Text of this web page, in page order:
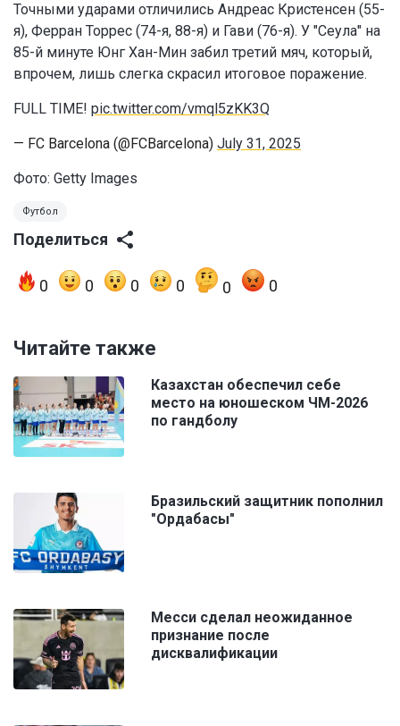
Точными ударами отличились Андреас Кристенсен (55-
я), Ферран Торрес (74-я, 88-я) и Гави (76-я). У "Сеула" на
85-й минуте Юнг Хан-Мин забил третий мяч, который,
впрочем, лишь слегка скрасил итоговое поражение.
FULL TIME! pic.twitter.com/vmql5zKK3Q
— FC Barcelona (@FCBarcelona) July 31, 2025
Фото: Getty Images
Футбол
Поделиться
0 0 0 0 0 0
Читайте также
Казахстан обеспечил себе
место на юношеском ЧМ-2026
по гандболу
Бразильский защитник пополнил
"Ордабасы"
Месси сделал неожиданное
признание после
дисквалификации